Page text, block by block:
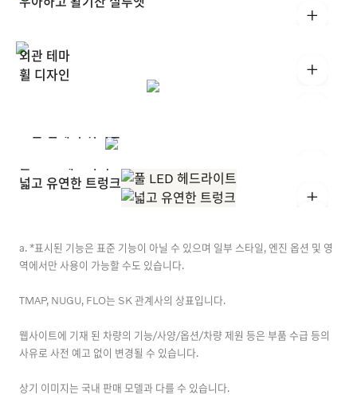
+
+
외관 테마
휠 디자인
+
넓고 유연한 트렁크
a. *표시된 기능은 표준 기능이 아닐 수 있으며 일부 스타일, 엔진 옵션 및 영
역에서만 사용이 가능할 수도 있습니다.
TMAP, NUGU, FLO는 SK 관계사의 상표입니다.
웹사이트에 기재 된 차량의 기능/사양/옵션/차량 제원 등은 부품 수급 등의
사유로 사전 예고 없이 변경될 수 있습니다.
상기 이미지는 국내 판매 모델과 다를 수 있습니다.